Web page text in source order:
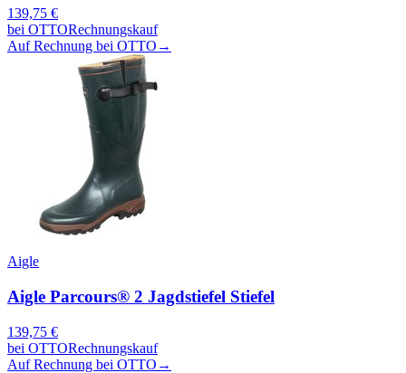
139,75 €
bei OTTORechnungskauf
Auf Rechnung bei OTTO →
Aigle
Aigle Parcours® 2 Jagdstiefel Stiefel
139,75 €
bei OTTORechnungskauf
Auf Rechnung bei OTTO →